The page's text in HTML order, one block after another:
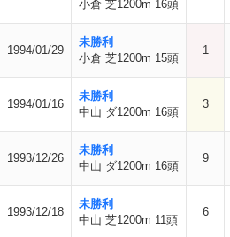
小倉 芝1200m 16頭
1994/01/29
未勝利
小倉 芝1200m 15頭
1
1994/01/16
未勝利
中山 ダ1200m 16頭
3
1993/12/26
未勝利
中山 ダ1200m 16頭
9
1993/12/18
未勝利
中山 芝1200m 11頭
6